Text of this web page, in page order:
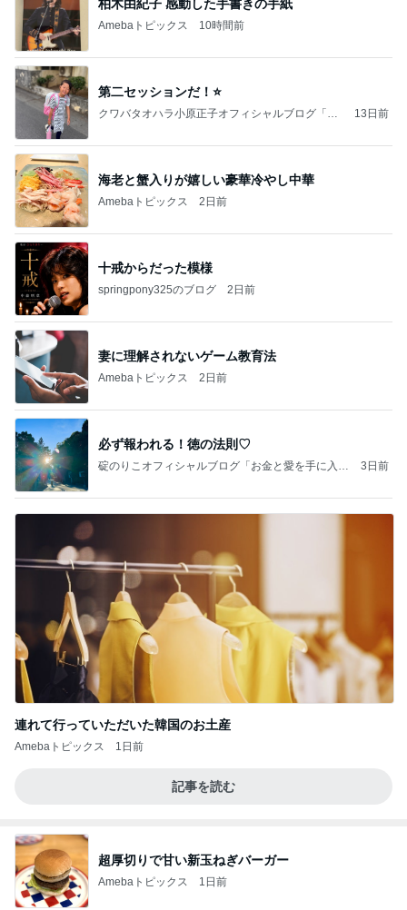
柏木由紀子 感動した手書きの手紙
Amebaトピックス 10時間前
第二セッションだ！⭐️
クワバタオハラ小原正子オフィシャルブログ「女
13日前
海老と蟹入りが嬉しい豪華冷やし中華
Amebaトピックス 2日前
十戒からだった模様
springpony325のブログ 2日前
妻に理解されないゲーム教育法
Amebaトピックス 2日前
必ず報われる！徳の法則♡
碇のりこオフィシャルブログ「お金と愛を手に入れ
3日前
連れて行っていただいた韓国のお土産
Amebaトピックス 1日前
記事を読む
超厚切りで甘い新玉ねぎバーガー
Amebaトピックス 1日前